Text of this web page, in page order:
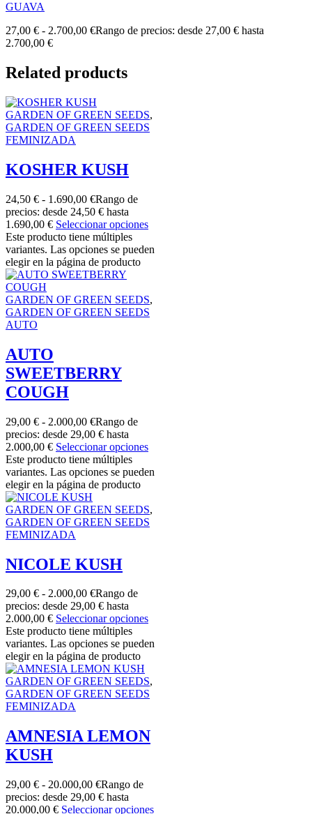
GUAVA
27,00 € - 2.700,00 €Rango de precios: desde 27,00 € hasta
2.700,00 €
Related products
GARDEN OF GREEN SEEDS,
GARDEN OF GREEN SEEDS
FEMINIZADA
KOSHER KUSH
24,50 € - 1.690,00 €Rango de
precios: desde 24,50 € hasta
1.690,00 € Seleccionar opciones
Este producto tiene múltiples
variantes. Las opciones se pueden
elegir en la página de producto
GARDEN OF GREEN SEEDS,
GARDEN OF GREEN SEEDS
AUTO
AUTO
SWEETBERRY
COUGH
29,00 € - 2.000,00 €Rango de
precios: desde 29,00 € hasta
2.000,00 € Seleccionar opciones
Este producto tiene múltiples
variantes. Las opciones se pueden
elegir en la página de producto
GARDEN OF GREEN SEEDS,
GARDEN OF GREEN SEEDS
FEMINIZADA
NICOLE KUSH
29,00 € - 2.000,00 €Rango de
precios: desde 29,00 € hasta
2.000,00 € Seleccionar opciones
Este producto tiene múltiples
variantes. Las opciones se pueden
elegir en la página de producto
GARDEN OF GREEN SEEDS,
GARDEN OF GREEN SEEDS
FEMINIZADA
AMNESIA LEMON
KUSH
29,00 € - 20.000,00 €Rango de
precios: desde 29,00 € hasta
20.000,00 € Seleccionar opciones